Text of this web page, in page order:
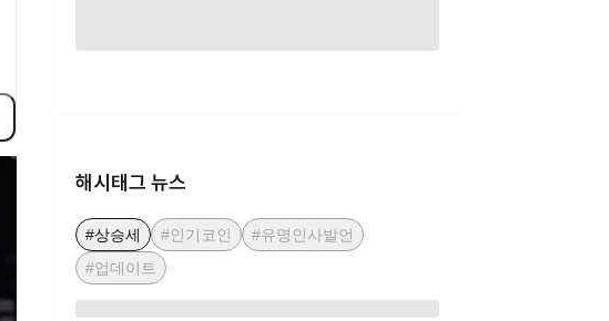
해시태그 뉴스
#상승세 #인기코인
#유명인사발언
#업데이트